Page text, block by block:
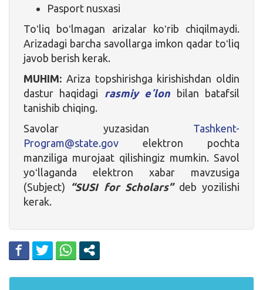
Pasport nusxasi
Toʻliq boʻlmagan arizalar koʻrib chiqilmaydi.
Arizadagi barcha savollarga imkon qadar toʻliq
javob berish kerak.
MUHIM: Ariza topshirishga kirishishdan oldin
dastur haqidagi
rasmiy eʼlon bilan batafsil
tanishib chiqing.
Savolar yuzasidan Tashkent-
Program@state.gov elektron pochta
manziliga murojaat qilishingiz mumkin. Savol
yoʻllaganda elektron xabar mavzusiga
(Subject)
“SUSI for Scholars”deb yozilishi
kerak.